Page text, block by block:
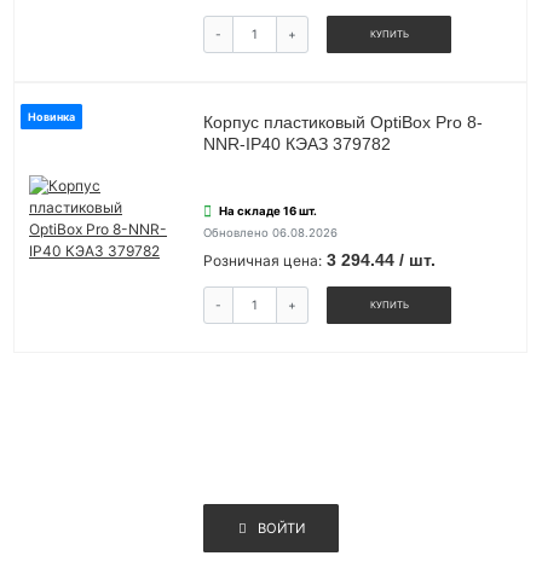
- + КУПИТЬ
Новинка
Корпус пластиковый OptiBox Pro 8-
NNR-IP40 КЭАЗ 379782
На складе 16 шт.
Обновлено 06.08.2026
Розничная цена: 3 294.44 / шт.
- + КУПИТЬ
ВОЙТИ